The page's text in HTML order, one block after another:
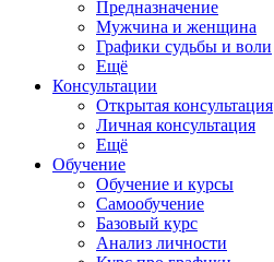
Предназначение
Мужчина и женщина
Графики судьбы и воли
Ещё
Консультации
Открытая консультация
Личная консультация
Ещё
Обучение
Обучение и курсы
Самообучение
Базовый курс
Анализ личности